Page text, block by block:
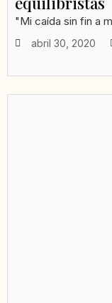
"Mi caída sin fin a
abril 30, 2020